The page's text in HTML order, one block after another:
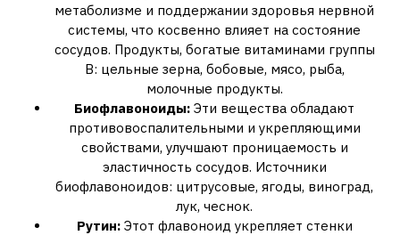
метаболизме и поддержании здоровья нервной
системы, что косвенно влияет на состояние
сосудов. Продукты, богатые витаминами группы
В: цельные зерна, бобовые, мясо, рыба,
молочные продукты.
Биофлавоноиды: Эти вещества обладают
противовоспалительными и укрепляющими
свойствами, улучшают проницаемость и
эластичность сосудов. Источники
биофлавоноидов: цитрусовые, ягоды, виноград,
лук, чеснок.
Рутин:Этот флавоноид укрепляет стенки